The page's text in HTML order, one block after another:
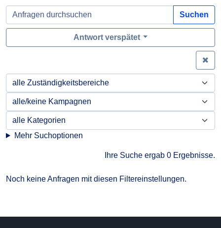
Suchen
Antwort verspätet
Mehr Suchoptionen
Ihre Suche ergab 0 Ergebnisse.
Noch keine Anfragen mit diesen Filtereinstellungen.